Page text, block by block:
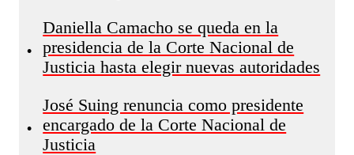
•
Daniella Camacho se queda en la
presidencia de la Corte Nacional de
Justicia hasta elegir nuevas autoridades
•
José Suing renuncia como presidente
encargado de la Corte Nacional de
Justicia